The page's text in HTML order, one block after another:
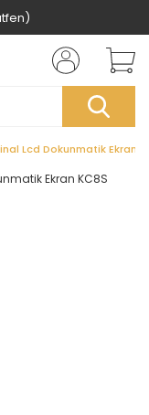
Lcd Dokunmatik Ekran